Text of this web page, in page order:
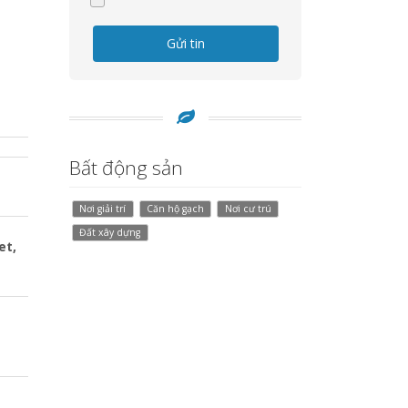
Gửi tin
Bất động sản
Nơi giải trí Căn hộ gạch
Nơi cư trú
Đất xây dựng